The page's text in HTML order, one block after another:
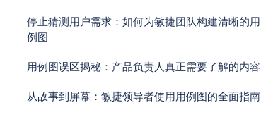
停止猜测用户需求：如何为敏捷团队构建清晰的用
例图
用例图误区揭秘：产品负责人真正需要了解的内容
从故事到屏幕：敏捷领导者使用用例图的全面指南